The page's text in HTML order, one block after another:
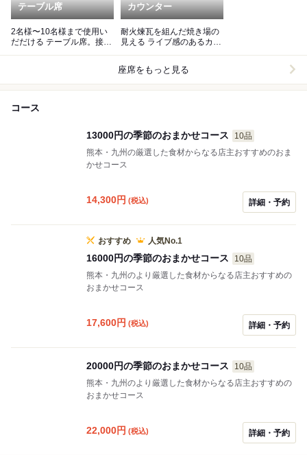
テーブル席
2名様〜10名様まで使用い
だだける テーブル席。接待
カウンター
耐火煉瓦を組んだ焼き場の
見える ライブ感のあるカウ
座席をもっと見る
コース
13000円の季節のおまかせコース
10品
熊本・九州の厳選した食材からなる店主おすすめのおま
かせコース
14,300円 (税込) 詳細・予約
おすすめ 人気No.1
16000円の季節のおまかせコース
10品
熊本・九州のより厳選した食材からなる店主おすすめの
おまかせコース
17,600円 (税込) 詳細・予約
20000円の季節のおまかせコース
10品
熊本・九州のより厳選した食材からなる店主おすすめの
おまかせコース
22,000円 (税込) 詳細・予約